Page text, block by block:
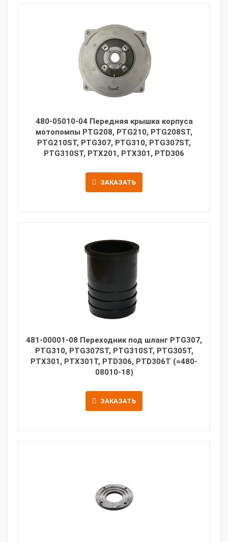
480-05010-04 Передняя крышка корпуса
мотопомпы PTG208, PTG210, PTG208ST,
PTG210ST, PTG307, PTG310, PTG307ST,
PTG310ST, PTX201, PTX301, PTD306
ЗАКАЗАТЬ
481-00001-08 Переходник под шланг PTG307,
PTG310, PTG307ST, PTG310ST, PTG305T,
PTX301, PTX301T, PTD306, PTD306T (=480-
08010-18)
ЗАКАЗАТЬ